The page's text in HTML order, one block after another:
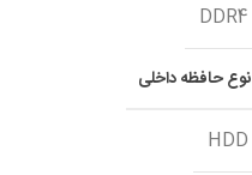
DDR4
نوع حافظه داخلی
HDD